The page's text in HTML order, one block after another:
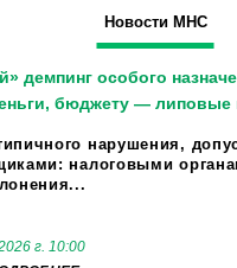
Новости МНС
демпинг особого
бюджету — липовые
нарушения,
налоговыми
г. 10:00